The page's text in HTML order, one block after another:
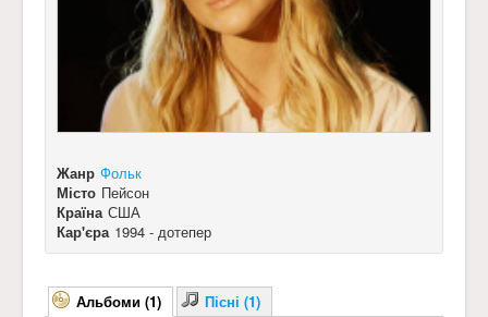
Жанр Фольк
Місто Пейсон
Країна США
Кар'єра 1994 - дотепер
Альбоми (1) Пісні (1)